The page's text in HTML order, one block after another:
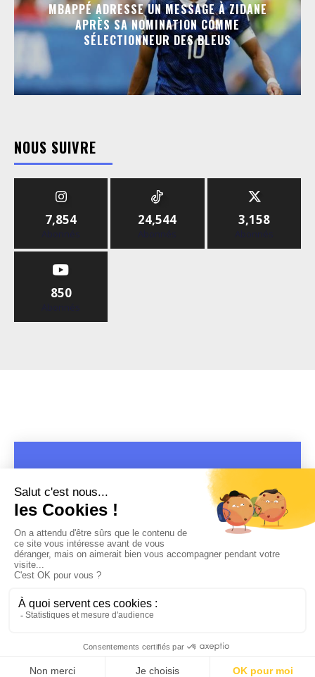
MBAPPÉ ADRESSE UN MESSAGE À ZIDANE
APRÈS SA NOMINATION COMME
SÉLECTIONNEUR DES BLEUS
NOUS SUIVRE
7,854
Abonnés
24,544
Abonnés
3,158
Abonnés
850
Abonnés
MENTIONS LÉGALES-POLITIQUE DE CONFIDENTIALITÉ